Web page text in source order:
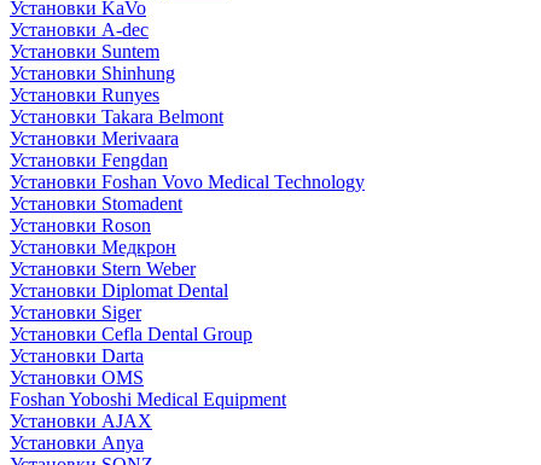
Установки KaVo
Установки A-dec
Установки Suntem
Установки Shinhung
Установки Runyes
Установки Takara Belmont
Установки Merivaara
Установки Fengdan
Установки Foshan Vovo Medical Technology
Установки Stomadent
Установки Roson
Установки Медкрон
Установки Stern Weber
Установки Diplomat Dental
Установки Siger
Установки Cefla Dental Group
Установки Darta
Установки OMS
Foshan Yoboshi Medical Equipment
Установки AJAX
Установки Anya